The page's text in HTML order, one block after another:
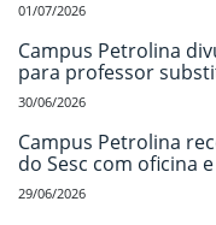
01/07/2026
Campus Petrolina
para professor
30/06/2026
Campus Petrolina
do Sesc com oficina
29/06/2026